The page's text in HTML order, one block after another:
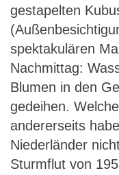
gestapelten
spektakulären
Nachmittag:
Blumen in den
gedeihen.
andererseits
Niederländer
Sturmflut von